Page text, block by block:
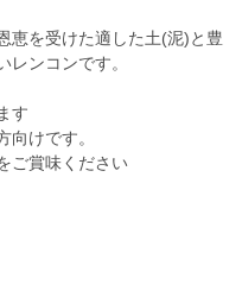
恵を受けた適した土(泥)と豊
ンコンです。
す
向けです。
ご賞味ください